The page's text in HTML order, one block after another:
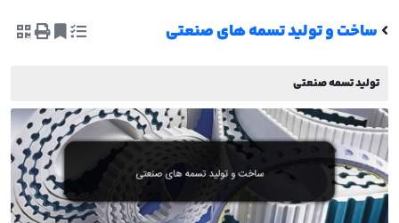
ساخت و تولید تسمه های صنعتی
تولید تسمه صنعتی